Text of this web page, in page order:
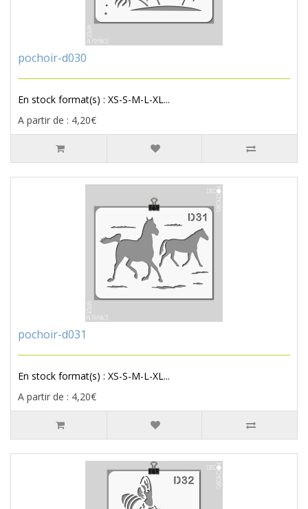
pochoir-d030
En stock format(s) : XS-S-M-L-XL...
A partir de : 4,20€
pochoir-d031
En stock format(s) : XS-S-M-L-XL...
A partir de : 4,20€